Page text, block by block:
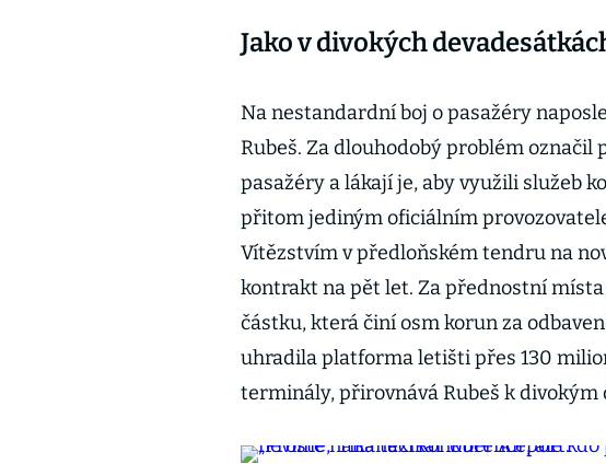
Jako v divokých
Na nestandardní boj o pasažéry
Rubeš. Za dlouhodobý problém označil
pasažéry a lákají je, aby využili služeb
přitom jediným oficiálním
Vítězstvím v předloňském tendru na
kontrakt na pět let. Za přednostní
částku, která činí osm korun za
uhradila platforma letišti přes 130
terminály, přirovnává Rubeš k